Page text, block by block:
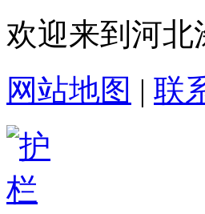
欢迎来到河
网站地图 | 联